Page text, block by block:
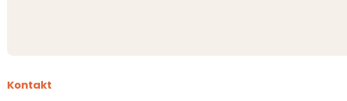
Kontakt